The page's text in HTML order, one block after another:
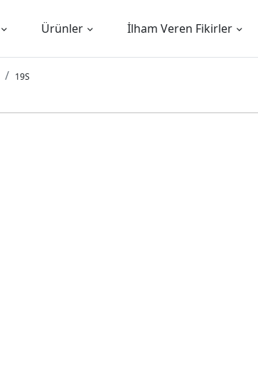
Ürünler İlham Veren Fikirler
19S